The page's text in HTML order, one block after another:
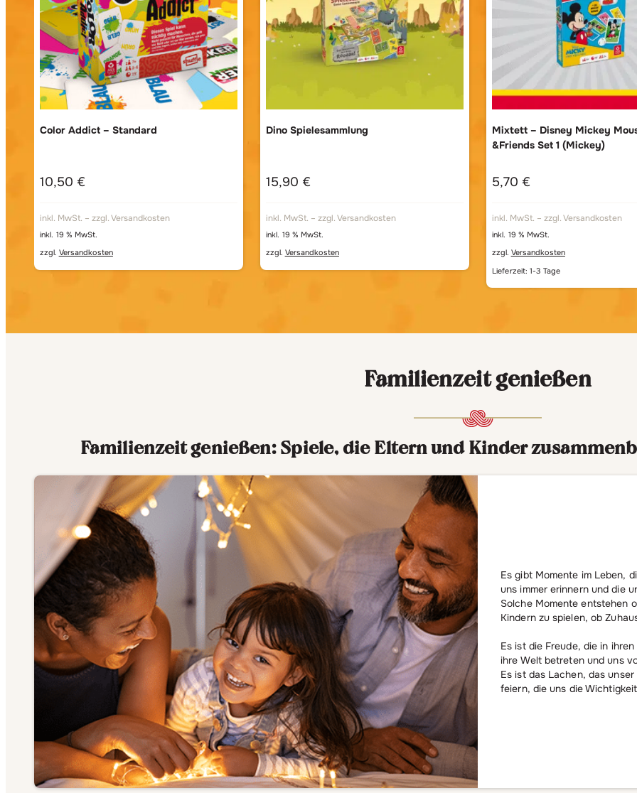
Color Addict – Standard
10,50 €
inkl. MwSt. – zzgl. Versandkosten
inkl. 19 % MwSt.
zzgl. Versandkosten
Dino Spielesammlung
15,90 €
inkl. MwSt. – zzgl. Versandkosten
inkl. 19 % MwSt.
zzgl. Versandkosten
Mixtett – Disney Mickey
&Friends Set 1 (Mickey)
5,70 €
inkl. MwSt. – zzgl. Versandkosten
inkl. 19 % MwSt.
zzgl. Versandkosten
Lieferzeit:1-3 Tage
Familienzeit genießen
Familienzeit genießen: Spiele, die Eltern und Kinder
Es gibt Momente im Leben,
uns immer erinnern und die
Solche Momente entstehen
Kindern zu spielen, ob
Es ist die Freude, die in
ihre Welt betreten und uns
Es ist das Lachen, das
feiern, die uns die